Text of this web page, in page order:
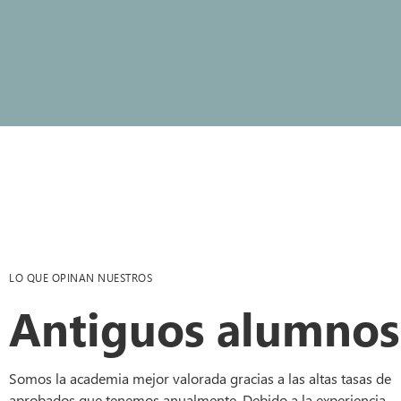
LO QUE OPINAN NUESTROS
Antiguos alumnos
Somos la academia mejor valorada gracias a las altas tasas de